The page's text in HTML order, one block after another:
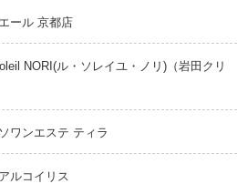
ール 京都店
NORI(ル・ソレイユ・ノリ)（岩田クリ
ワンエステ ティラ
ルコイリス